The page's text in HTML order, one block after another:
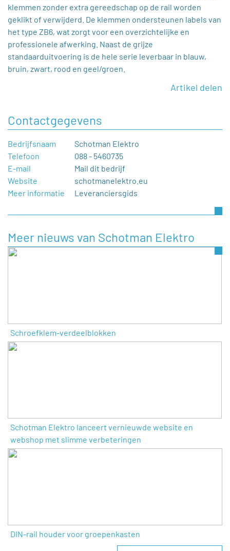
klemmen zonder extra gereedschap op de rail worden
geklikt of verwijderd. De klemmen ondersteunen labels van
het type ZB6, wat zorgt voor een overzichtelijke en
professionele afwerking. Naast de grijze
standaarduitvoering is de hele serie leverbaar in blauw,
bruin, zwart, rood en geel/groen.
Artikel delen
Contactgegevens
Bedrijfsnaam
Schotman Elektro
Telefoon
088 - 5460735
E-mail
Mail dit bedrijf
Website
schotmanelektro.eu
Meer informatie
Leveranciersgids
Meer nieuws van Schotman Elektro
Schroefklem-verdeelblokken
Schotman Elektro lanceert vernieuwde website en
webshop met slimme verbeteringen
DIN-rail houder voor groepenkasten